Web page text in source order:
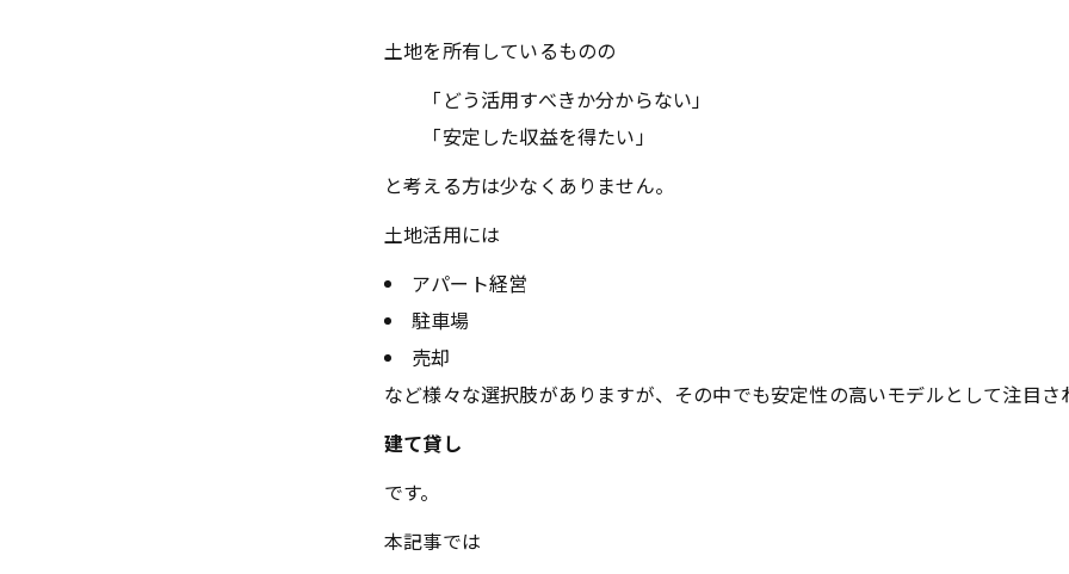
土地を所有しているものの
「どう活用すべきか分からない」
「安定した収益を得たい」
と考える方は少なくありません。
土地活用には
アパート経営
駐車場
売却
など様々な選択肢がありますが、その中でも安定性の高いモデルとして注目さ
建て貸し
です。
本記事では